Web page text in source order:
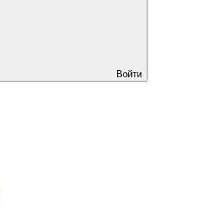
Войти